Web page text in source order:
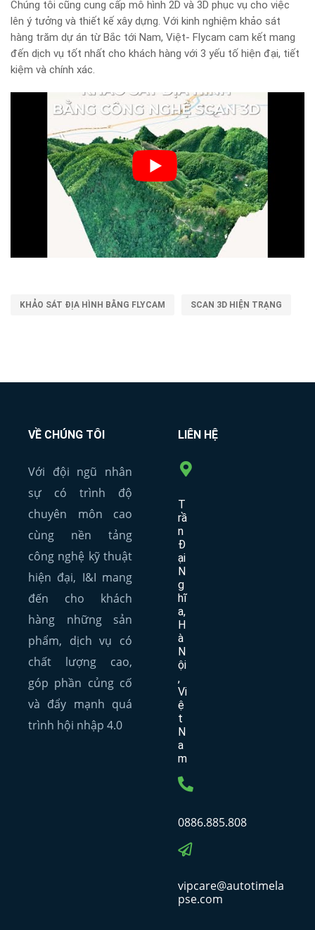
Chúng tôi cũng cung cấp mô hình 2D và 3D phục vụ cho việc
lên ý tưởng và thiết kế xây dựng. Với kinh nghiệm khảo sát
hàng trăm dự án từ Bắc tới Nam, Việt- Flycam cam kết mang
đến dịch vụ tốt nhất cho khách hàng với 3 yếu tố hiện đại, tiết
kiệm và chính xác.
KHẢO SÁT ĐỊA HÌNH BẰNG FLYCAM SCAN 3D HIỆN TRẠNG
VỀ CHÚNG TÔI
Với đội ngũ nhân
sự có trình độ
chuyên môn cao
cùng nền tảng
công nghệ kỹ thuật
hiện đại, I&I mang
đến cho khách
hàng những sản
phẩm, dịch vụ có
chất lượng cao,
góp phần củng cố
và đẩy mạnh quá
trình hội nhập 4.0
LIÊN HỆ
T
rầ
n
Đ
ại
N
g
hĩ
a,
H
à
N
ội
,
Vi
ệ
t
N
a
m
0886.885.808
vipcare@autotimela
pse.com